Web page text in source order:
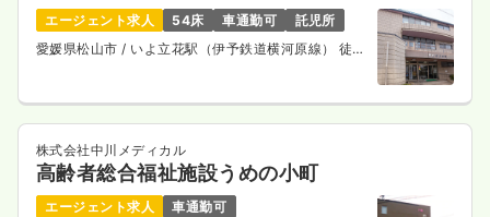
エージェント求人 54床 車通勤可
託児所
愛媛県松山市 / いよ立花駅（伊予鉄道横河原線） 徒歩
株式会社中川メディカル
高齢者総合福祉施設うめの小町
エージェント求人 車通勤可